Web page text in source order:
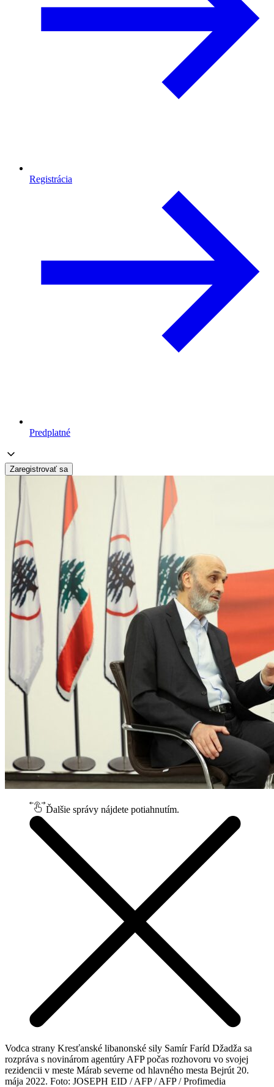
Registrácia
Predplatné
Zaregistrovať sa
Ďalšie správy nájdete potiahnutím.
Vodca strany Kresťanské libanonské sily Samír Faríd Džadža sa
rozpráva s novinárom agentúry AFP počas rozhovoru vo svojej
rezidencii v meste Márab severne od hlavného mesta Bejrút 20.
mája 2022. Foto: JOSEPH EID / AFP / AFP / Profimedia